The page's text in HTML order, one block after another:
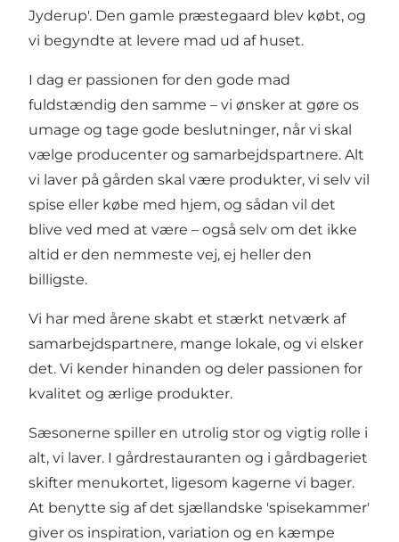
Jyderup'. Den gamle præstegaard blev købt, og
vi begyndte at levere mad ud af huset.
I dag er passionen for den gode mad
fuldstændig den samme – vi ønsker at gøre os
umage og tage gode beslutninger, når vi skal
vælge producenter og samarbejdspartnere. Alt
vi laver på gården skal være produkter, vi selv vil
spise eller købe med hjem, og sådan vil det
blive ved med at være – også selv om det ikke
altid er den nemmeste vej, ej heller den
billigste.
Vi har med årene skabt et stærkt netværk af
samarbejdspartnere, mange lokale, og vi elsker
det. Vi kender hinanden og deler passionen for
kvalitet og ærlige produkter.
Sæsonerne spiller en utrolig stor og vigtig rolle i
alt, vi laver. I gårdrestauranten og i gårdbageriet
skifter menukortet, ligesom kagerne vi bager.
At benytte sig af det sjællandske 'spisekammer'
giver os inspiration, variation og en kæmpe